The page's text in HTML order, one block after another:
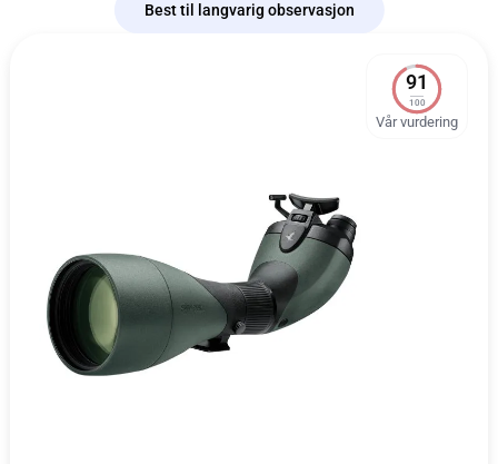
Best til langvarig observasjon
91
100
Vår vurdering